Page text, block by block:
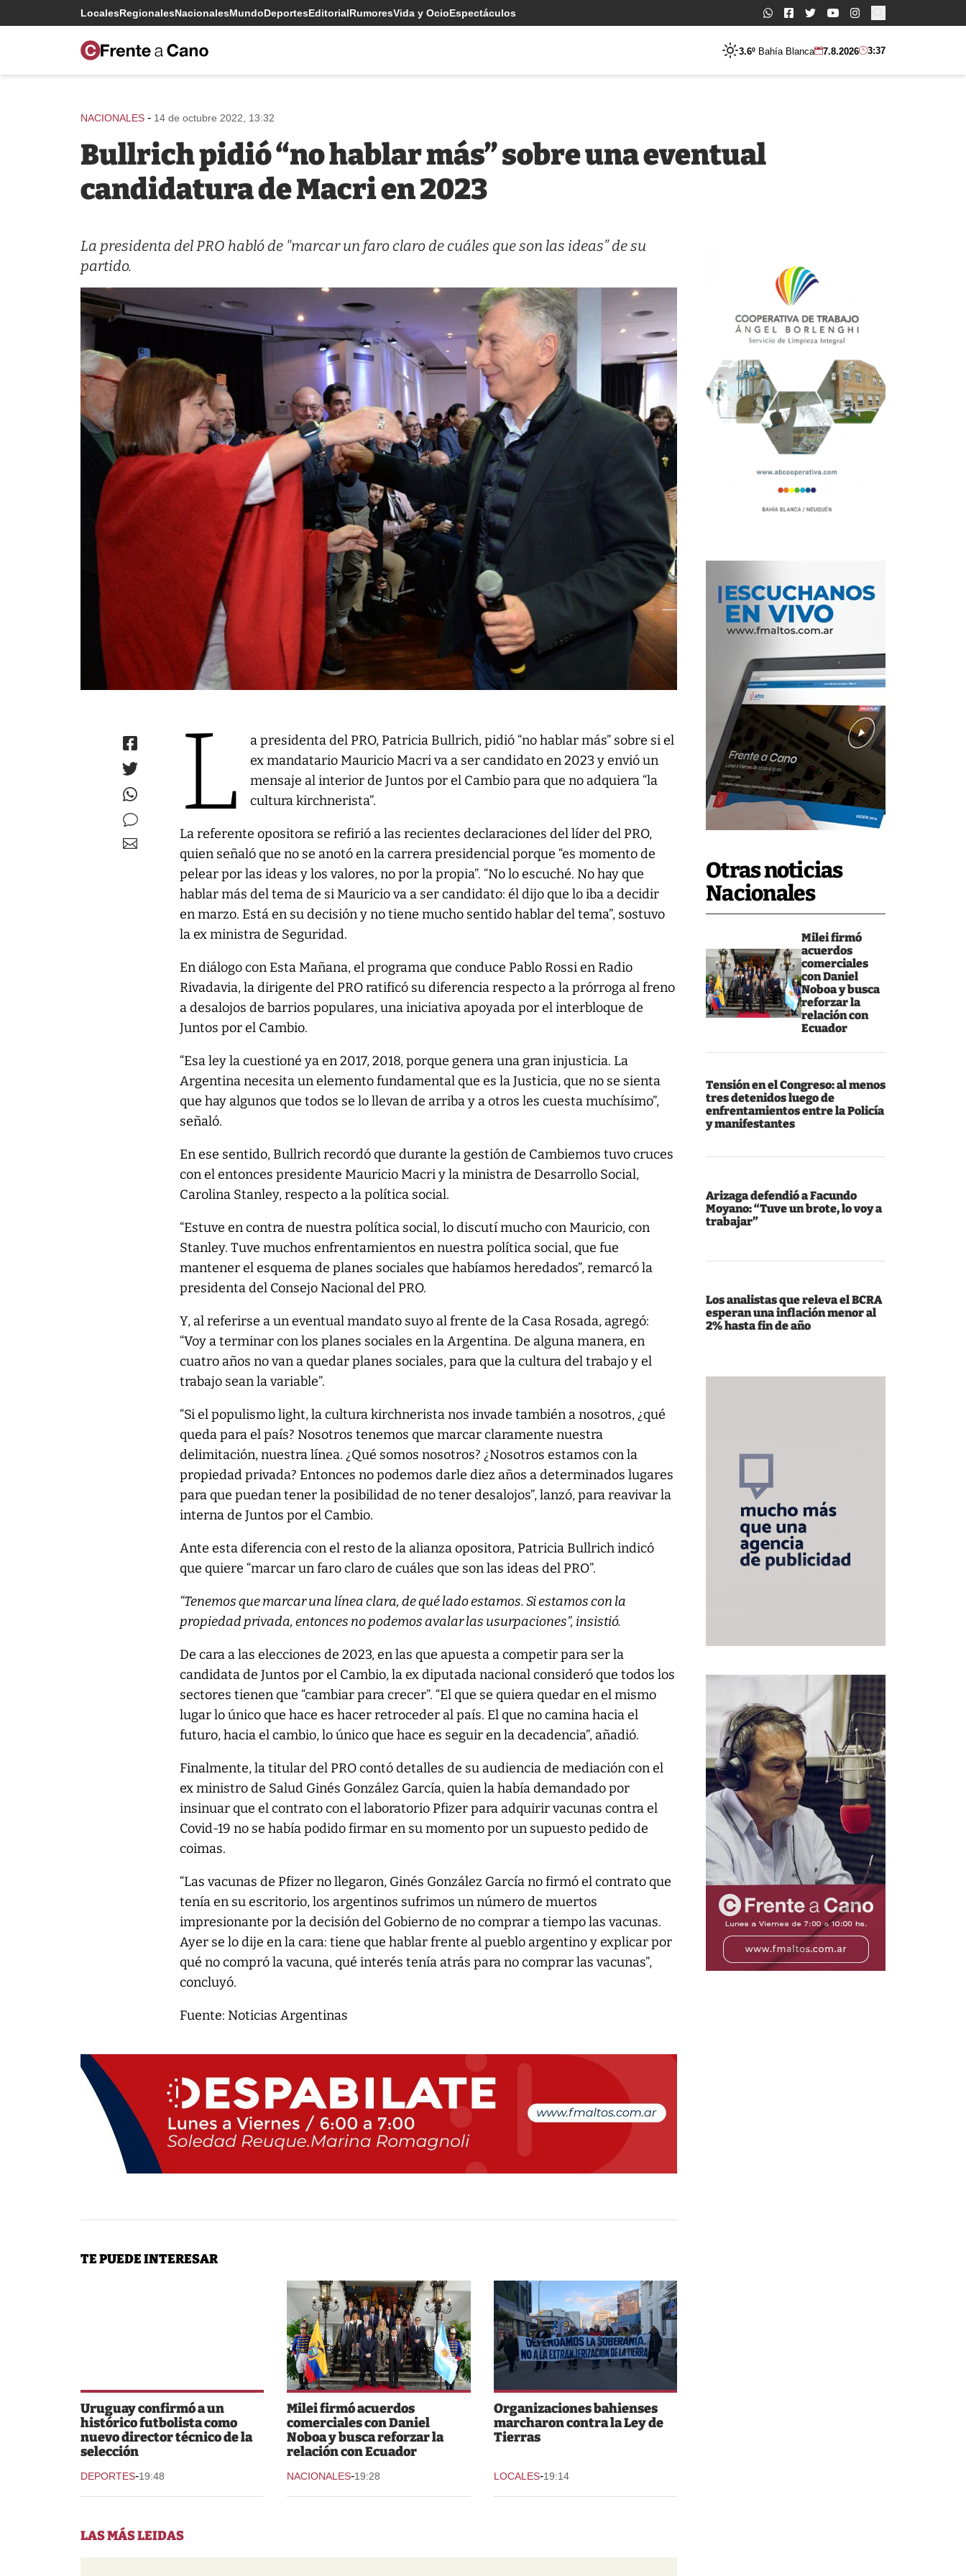
LocalesRegionalesNacionalesMundoDeportesEditorialRumoresVida y OcioEspectáculos Buscar:
3.6º Bahía Blanca 7.8.2026 3:37
Otras noticias
Nacionales
Milei firmó
acuerdos
comerciales
con Daniel
Noboa y busca
reforzar la
relación con
Ecuador
Tensión en el Congreso: al menos
tres detenidos luego de
enfrentamientos entre la Policía
y manifestantes
Arizaga defendió a Facundo
Moyano: “Tuve un brote, lo voy a
trabajar”
Los analistas que releva el BCRA
esperan una inflación menor al
2% hasta fin de año
NACIONALES - 14 de octubre 2022, 13:32
Bullrich pidió “no hablar más” sobre una eventual
candidatura de Macri en 2023
La presidenta del PRO habló de "marcar un faro claro de cuáles que son las ideas” de su
partido.
L
a presidenta del PRO, Patricia Bullrich, pidió “no hablar más” sobre si el
ex mandatario Mauricio Macri va a ser candidato en 2023 y envió un
mensaje al interior de Juntos por el Cambio para que no adquiera “la
cultura kirchnerista”.
La referente opositora se refirió a las recientes declaraciones del líder del PRO,
quien señaló que no se anotó en la carrera presidencial porque “es momento de
pelear por las ideas y los valores, no por la propia”. “No lo escuché. No hay que
hablar más del tema de si Mauricio va a ser candidato: él dijo que lo iba a decidir
en marzo. Está en su decisión y no tiene mucho sentido hablar del tema”, sostuvo
la ex ministra de Seguridad.
En diálogo con Esta Mañana, el programa que conduce Pablo Rossi en Radio
Rivadavia, la dirigente del PRO ratificó su diferencia respecto a la prórroga al freno
a desalojos de barrios populares, una iniciativa apoyada por el interbloque de
Juntos por el Cambio.
“Esa ley la cuestioné ya en 2017, 2018, porque genera una gran injusticia. La
Argentina necesita un elemento fundamental que es la Justicia, que no se sienta
que hay algunos que todos se lo llevan de arriba y a otros les cuesta muchísimo”,
señaló.
En ese sentido, Bullrich recordó que durante la gestión de Cambiemos tuvo cruces
con el entonces presidente Mauricio Macri y la ministra de Desarrollo Social,
Carolina Stanley, respecto a la política social.
“Estuve en contra de nuestra política social, lo discutí mucho con Mauricio, con
Stanley. Tuve muchos enfrentamientos en nuestra política social, que fue
mantener el esquema de planes sociales que habíamos heredados”, remarcó la
presidenta del Consejo Nacional del PRO.
Y, al referirse a un eventual mandato suyo al frente de la Casa Rosada, agregó:
“Voy a terminar con los planes sociales en la Argentina. De alguna manera, en
cuatro años no van a quedar planes sociales, para que la cultura del trabajo y el
trabajo sean la variable”.
“Si el populismo light, la cultura kirchnerista nos invade también a nosotros, ¿qué
queda para el país? Nosotros tenemos que marcar claramente nuestra
delimitación, nuestra línea. ¿Qué somos nosotros? ¿Nosotros estamos con la
propiedad privada? Entonces no podemos darle diez años a determinados lugares
para que puedan tener la posibilidad de no tener desalojos”, lanzó, para reavivar la
interna de Juntos por el Cambio.
Ante esta diferencia con el resto de la alianza opositora, Patricia Bullrich indicó
que quiere “marcar un faro claro de cuáles que son las ideas del PRO”.
“Tenemos que marcar una línea clara, de qué lado estamos. Si estamos con la
propiedad privada, entonces no podemos avalar las usurpaciones”, insistió.
De cara a las elecciones de 2023, en las que apuesta a competir para ser la
candidata de Juntos por el Cambio, la ex diputada nacional consideró que todos los
sectores tienen que “cambiar para crecer”. “El que se quiera quedar en el mismo
lugar lo único que hace es hacer retroceder al país. El que no camina hacia el
futuro, hacia el cambio, lo único que hace es seguir en la decadencia”, añadió.
Finalmente, la titular del PRO contó detalles de su audiencia de mediación con el
ex ministro de Salud Ginés González García, quien la había demandado por
insinuar que el contrato con el laboratorio Pfizer para adquirir vacunas contra el
Covid-19 no se había podido firmar en su momento por un supuesto pedido de
coimas.
“Las vacunas de Pfizer no llegaron, Ginés González García no firmó el contrato que
tenía en su escritorio, los argentinos sufrimos un número de muertos
impresionante por la decisión del Gobierno de no comprar a tiempo las vacunas.
Ayer se lo dije en la cara: tiene que hablar frente al pueblo argentino y explicar por
qué no compró la vacuna, qué interés tenía atrás para no comprar las vacunas”,
concluyó.
Fuente: Noticias Argentinas
TE PUEDE INTERESAR
Uruguay confirmó a un
histórico futbolista como
nuevo director técnico de la
selección
DEPORTES-19:48
Milei firmó acuerdos
comerciales con Daniel
Noboa y busca reforzar la
relación con Ecuador
NACIONALES-19:28
Organizaciones bahienses
marcharon contra la Ley de
Tierras
LOCALES-19:14
LAS MÁS LEIDAS